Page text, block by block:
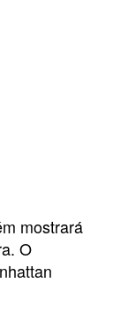
mostrará
O